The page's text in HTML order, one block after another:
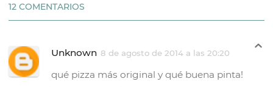
12 COMENTARIOS
Unknown 8 de agosto de 2014 a las 20:20
qué pizza más original y qué buena pinta!